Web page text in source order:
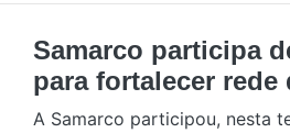
Samarco participa
para fortalecer rede
A Samarco participou, nesta